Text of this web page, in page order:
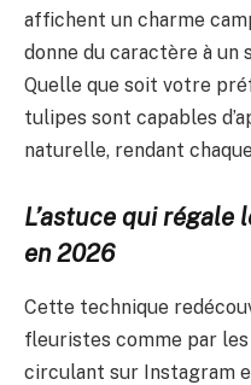
affichent un charme
donne du caractère à un
Quelle que soit votre
tulipes sont capables
naturelle, rendant
L’astuce qui régale
en 2026
Cette technique
fleuristes comme par
circulant sur Instagram